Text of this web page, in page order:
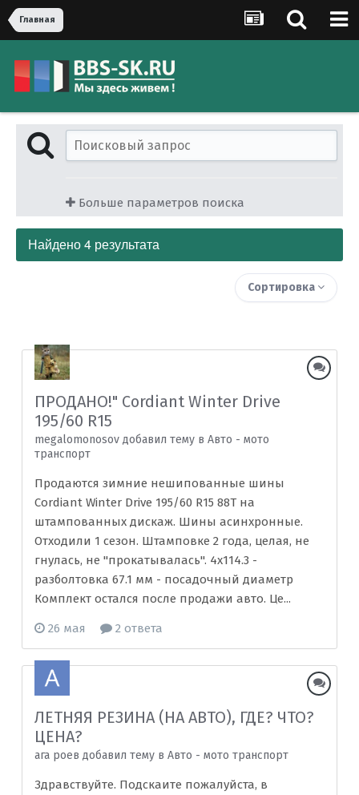
Главная
Больше параметров поиска
Найдено 4 результата
Сортировка
ПРОДАНО!" Cordiant Winter Drive
195/60 R15
megalomonosov добавил тему в Авто - мото
транспорт
Продаются зимние нешипованные шины
Cordiant Winter Drive 195/60 R15 88T на
штампованных дискаж. Шины асинхронные.
Отходили 1 сезон. Штамповке 2 года, целая, не
гнулась, не "прокатывалась". 4x114.3 -
разболтовка 67.1 мм - посадочный диаметр
Комплект остался после продажи авто. Це...
26 мая 2 ответа
ЛЕТНЯЯ РЕЗИНА (НА АВТО), ГДЕ? ЧТО?
ЦЕНА?
ага роев добавил тему в Авто - мото транспорт
Здравствуйте. Подскаите пожалуйста, в